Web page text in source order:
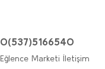
0(537)5166540
Eğlence Marketi İletişim